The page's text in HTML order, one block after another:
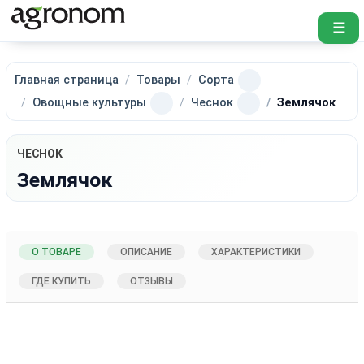
☰
Главная страница Товары
Сорта
Овощные культуры
Чеснок Землячок
ЧЕСНОК
Землячок
О ТОВАРЕ ОПИСАНИЕ ХАРАКТЕРИСТИКИ
ГДЕ КУПИТЬ ОТЗЫВЫ